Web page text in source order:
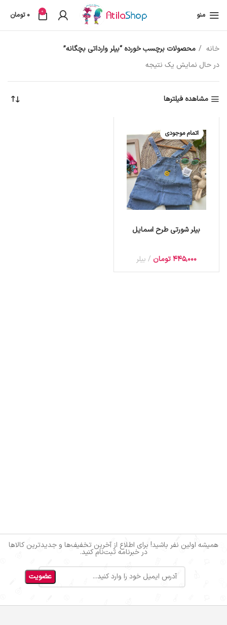
منو 0
0 تومان
خانه
محصولات برچسب خورده “بیلر وارداتی بچگانه”
در حال نمایش یک نتیجه
مشاهده فیلترها
اتمام موجودی
بیلر شورتی طرح اسمایل
445,000 تومان بیلر
همیشه اولین نفر باشید! برای اطلاع از آخرین تخفیف‌ها و جدیدترین کالاها
در خبرنامه ثبت‌نام کنید.